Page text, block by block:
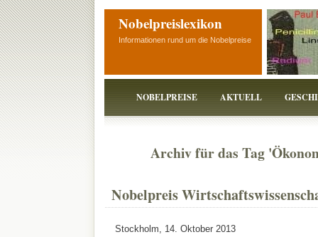
Nobelpreislexikon
Informationen rund um die Nobelpreise
NOBELPREISE AKTUELL
Archiv für das Tag
Nobelpreis
Stockholm, 14. Oktober 2013